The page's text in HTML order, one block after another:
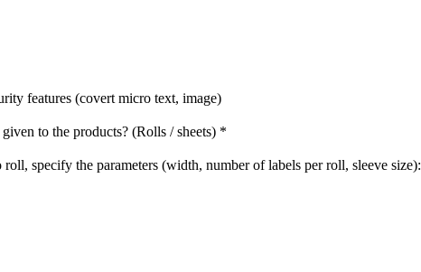
features (covert micro text, image)
to the products? (Rolls / sheets) *
specify the parameters (width, number of labels per roll, sleeve size):